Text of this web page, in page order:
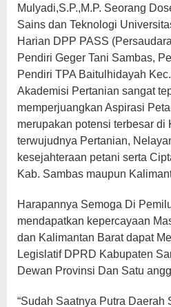
Mulyadi,S.P.,M.P. Seorang
Sains dan Teknologi
Harian DPP PASS
Pendiri Geger Tani Sambas,
Pendiri TPA Baitulhidayah
Akademisi Pertanian sangat
memperjuangkan Aspirasi
merupakan potensi terbesar di
terwujudnya Pertanian,
kesejahteraan petani serta
Kab. Sambas maupun
Harapannya Semoga Di
mendapatkan kepercayaan
dan Kalimantan Barat dapat
Legislatif DPRD Kabupaten
Dewan Provinsi Dan Satu
“Sudah Saatnya Putra Daerah